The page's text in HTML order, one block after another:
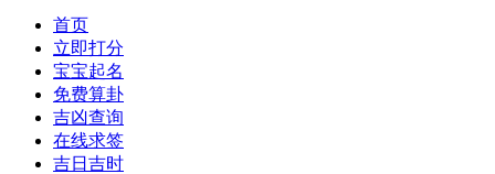
首页
立即打分
宝宝起名
免费算卦
吉凶查询
在线求签
吉日吉时